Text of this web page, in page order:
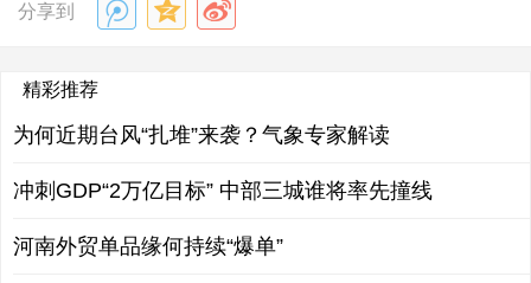
分享到
精彩推荐
为何近期台风“扎堆”来袭？气象专家解读
冲刺GDP“2万亿目标” 中部三城谁将率先撞线
河南外贸单品缘何持续“爆单”